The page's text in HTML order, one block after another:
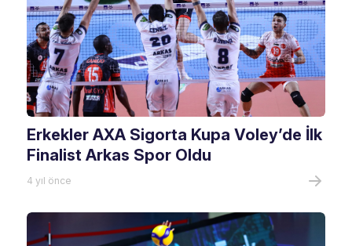
Erkekler AXA Sigorta Kupa Voley’de İlk
Finalist Arkas Spor Oldu
4 yıl önce